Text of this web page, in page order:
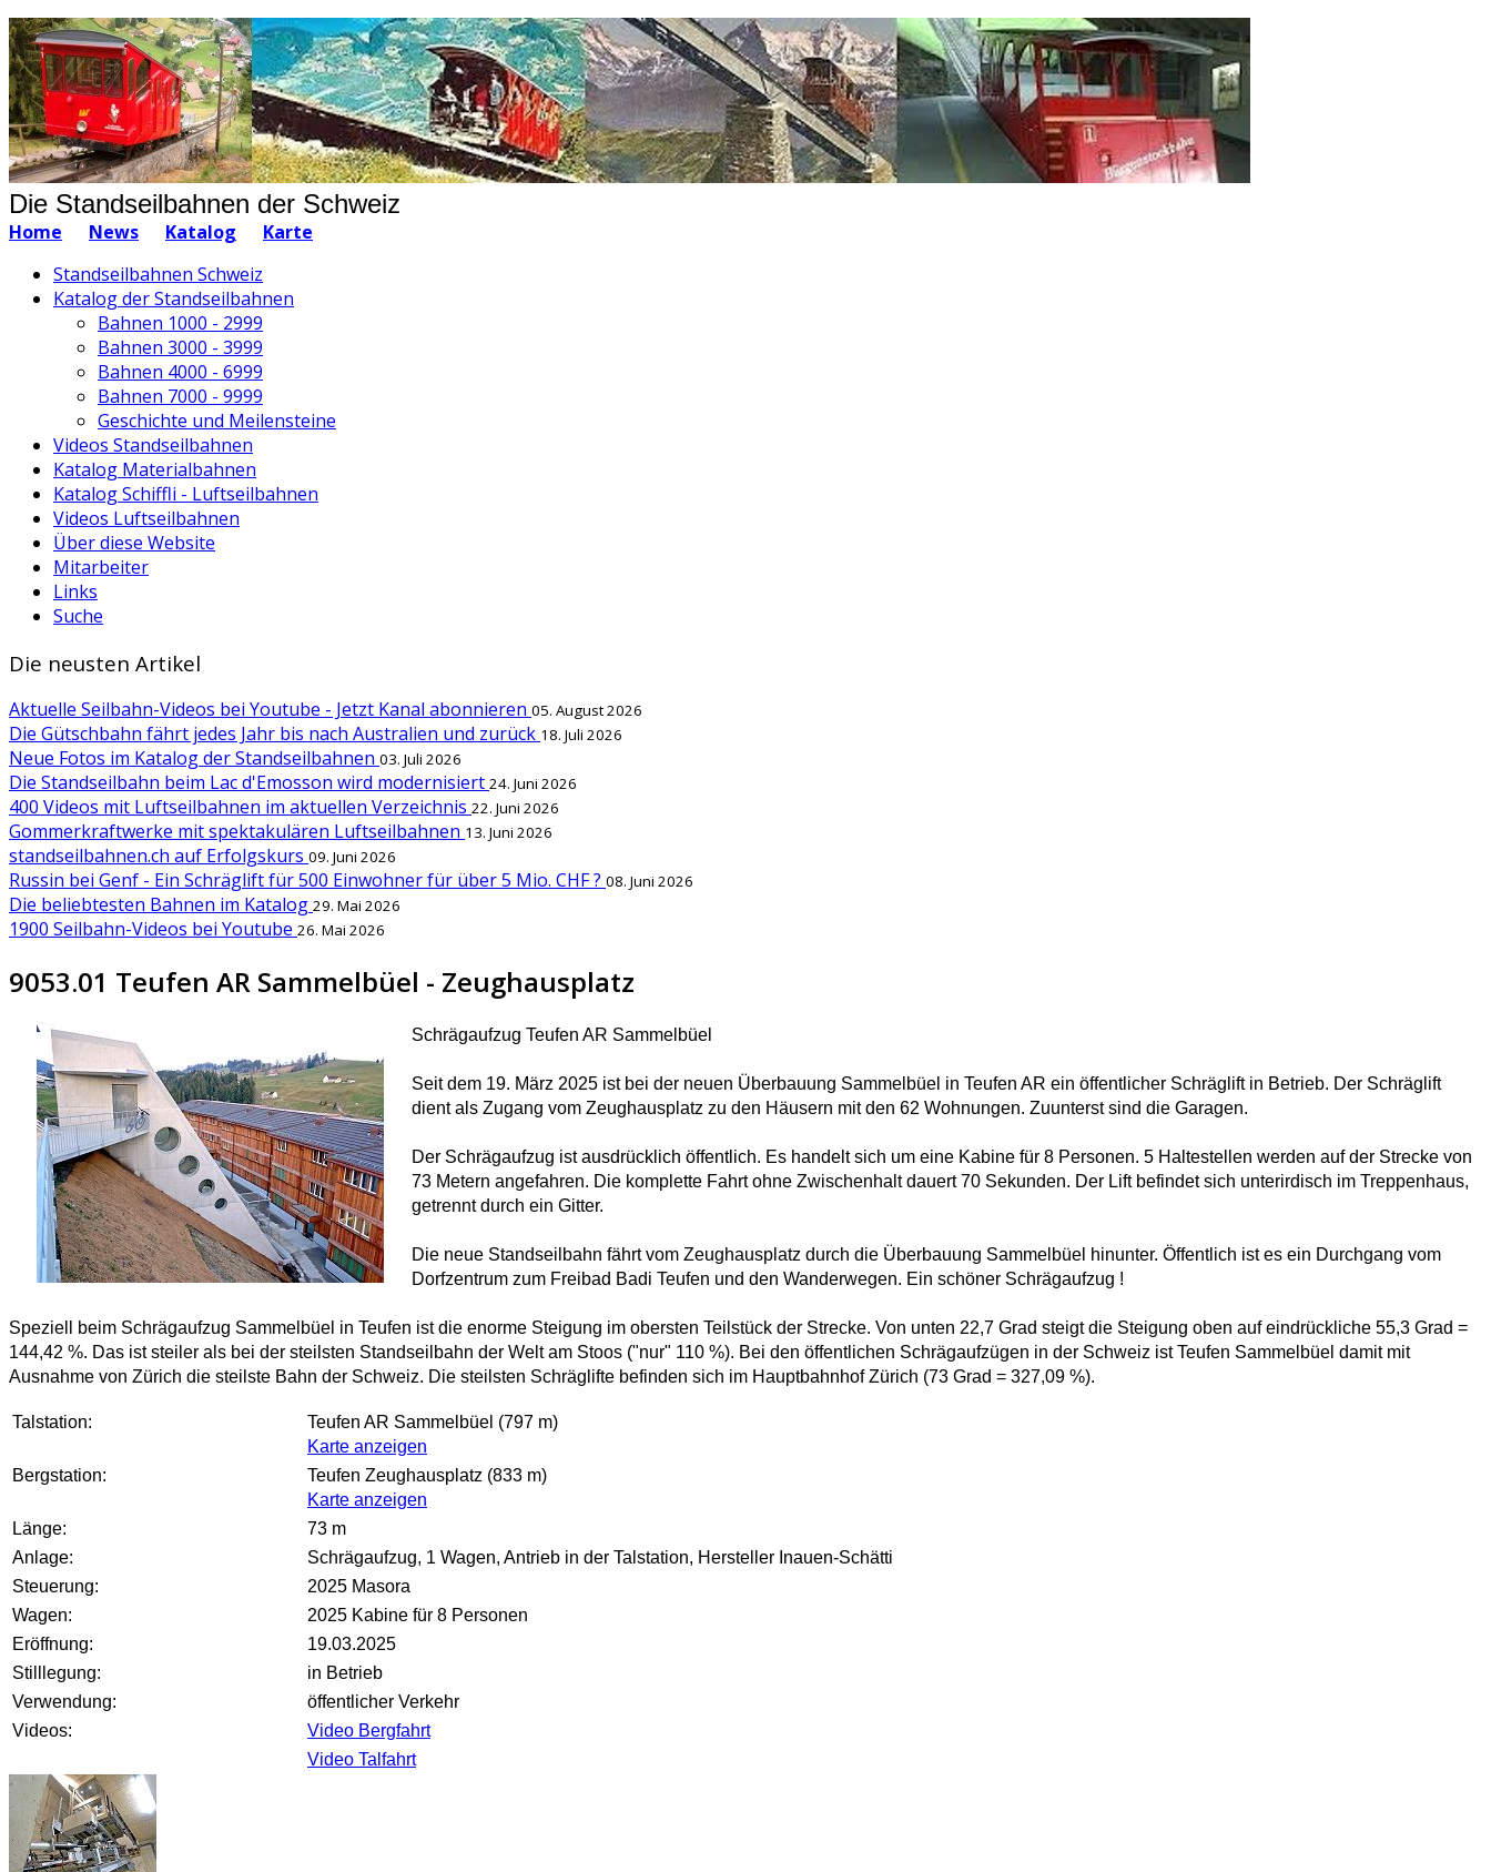
Die Standseilbahnen der Schweiz
Home News Katalog
Karte
Standseilbahnen Schweiz
Katalog der Standseilbahnen
Bahnen 1000 - 2999
Bahnen 3000 - 3999
Bahnen 4000 - 6999
Bahnen 7000 - 9999
Geschichte und Meilensteine
Videos Standseilbahnen
Katalog Materialbahnen
Katalog Schiffli - Luftseilbahnen
Videos Luftseilbahnen
Über diese Website
Mitarbeiter
Links
Suche
Die neusten Artikel
Aktuelle Seilbahn-Videos bei Youtube - Jetzt Kanal abonnieren 05. August 2026
Die Gütschbahn fährt jedes Jahr bis nach Australien und zurück 18. Juli 2026
Neue Fotos im Katalog der Standseilbahnen 03. Juli 2026
Die Standseilbahn beim Lac d'Emosson wird modernisiert 24. Juni 2026
400 Videos mit Luftseilbahnen im aktuellen Verzeichnis 22. Juni 2026
Gommerkraftwerke mit spektakulären Luftseilbahnen 13. Juni 2026
standseilbahnen.ch auf Erfolgskurs 09. Juni 2026
Russin bei Genf - Ein Schräglift für 500 Einwohner für über 5 Mio. CHF ? 08. Juni 2026
Die beliebtesten Bahnen im Katalog 29. Mai 2026
1900 Seilbahn-Videos bei Youtube 26. Mai 2026
9053.01 Teufen AR Sammelbüel - Zeughausplatz
Schrägaufzug Teufen AR Sammelbüel
Seit dem 19. März 2025 ist bei der neuen Überbauung Sammelbüel in Teufen AR ein öffentlicher Schräglift in Betrieb. Der Schräglift
dient als Zugang vom Zeughausplatz zu den Häusern mit den 62 Wohnungen. Zuunterst sind die Garagen.
Der Schrägaufzug ist ausdrücklich öffentlich. Es handelt sich um eine Kabine für 8 Personen. 5 Haltestellen werden auf der Strecke von
73 Metern angefahren. Die komplette Fahrt ohne Zwischenhalt dauert 70 Sekunden. Der Lift befindet sich unterirdisch im Treppenhaus,
getrennt durch ein Gitter.
Die neue Standseilbahn fährt vom Zeughausplatz durch die Überbauung Sammelbüel hinunter. Öffentlich ist es ein Durchgang vom
Dorfzentrum zum Freibad Badi Teufen und den Wanderwegen. Ein schöner Schrägaufzug !
Speziell beim Schrägaufzug Sammelbüel in Teufen ist die enorme Steigung im obersten Teilstück der Strecke. Von unten 22,7 Grad steigt die Steigung oben auf eindrückliche 55,3 Grad =
144,42 %. Das ist steiler als bei der steilsten Standseilbahn der Welt am Stoos ("nur" 110 %). Bei den öffentlichen Schrägaufzügen in der Schweiz ist Teufen Sammelbüel damit mit
Ausnahme von Zürich die steilste Bahn der Schweiz. Die steilsten Schräglifte befinden sich im Hauptbahnhof Zürich (73 Grad = 327,09 %).
Talstation:
Teufen AR Sammelbüel (797 m)
Karte anzeigen
Bergstation:
Teufen Zeughausplatz (833 m)
Karte anzeigen
Länge:
73 m
Anlage:
Schrägaufzug, 1 Wagen, Antrieb in der Talstation, Hersteller Inauen-Schätti
Steuerung:
2025 Masora
Wagen:
2025 Kabine für 8 Personen
Eröffnung:
19.03.2025
Stilllegung:
in Betrieb
Verwendung:
öffentlicher Verkehr
Videos:
Video Bergfahrt
Video Talfahrt